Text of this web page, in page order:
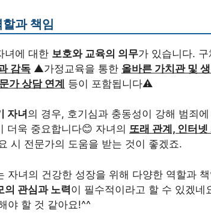
과 책임
녀에 대한 보호와 교육의 의무가 있습니다.
감독 ▲가정교육을 통한 올바른 가치관 및
가 상담 연계 등이 포함됩니다⚠️
자녀 의 경우, 호기심과 충동성이 강해 범죄
더욱 중요합니다😊 자녀의 또래 관계, 인터
시 전문가의 도움을 받는 것이 좋겠죠.
자녀의 건강한 성장을 위해 다양한 역할과
의 관심과 노력이 필수적이라고 할 수 있겠네
야 할 것 같아요!^^